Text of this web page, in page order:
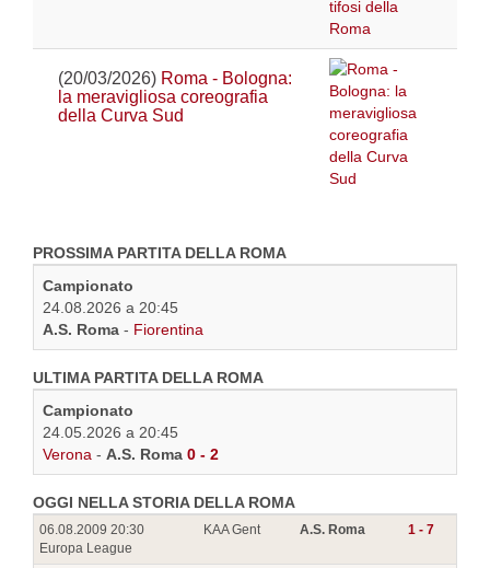
(20/03/2026) Roma - Bologna:
la meravigliosa coreografia
della Curva Sud
PROSSIMA PARTITA DELLA ROMA
Campionato
24.08.2026 a 20:45
A.S. Roma - Fiorentina
ULTIMA PARTITA DELLA ROMA
Campionato
24.05.2026 a 20:45
Verona - A.S. Roma 0 - 2
OGGI NELLA STORIA DELLA ROMA
06.08.2009 20:30
Europa League
KAA Gent A.S. Roma 1 - 7